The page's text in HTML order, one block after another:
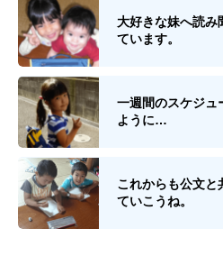
大好きな妹へ読み
ています。
一週間のスケジュ
ように…
これからも公文と
ていこうね。